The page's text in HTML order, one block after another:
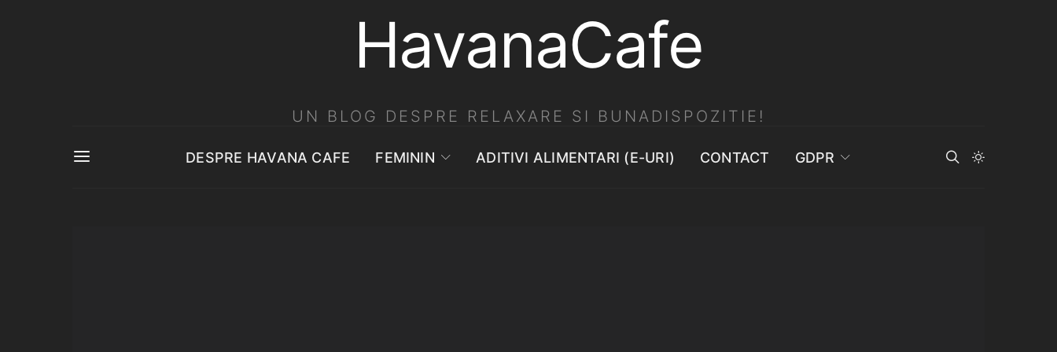
HavanaCafe
UN BLOG DESPRE RELAXARE SI BUNADISPOZITIE!
DESPRE HAVANA CAFE FEMININ ADITIVI ALIMENTARI (E-URI) CONTACT GDPR